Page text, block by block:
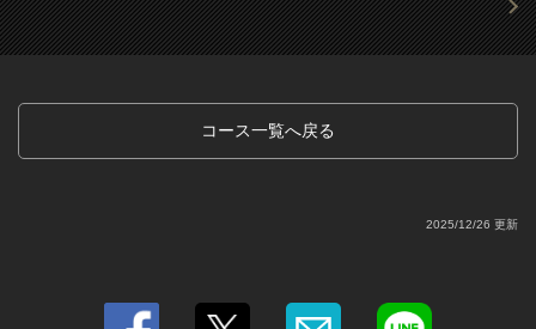
／メロンソーダ
コース一覧へ戻る
2025/12/26 更新